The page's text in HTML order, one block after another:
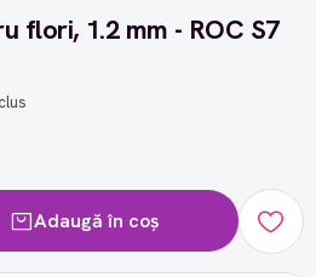
flori, 1.2 mm - ROC S7
Adaugă în coș